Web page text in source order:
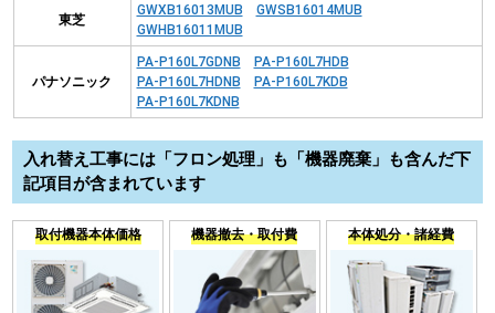
東芝
GWXB16013MUB
GWSB16014MUB
GWHB16011MUB
パナソニック
PA-P160L7GDNB
PA-P160L7HDB
PA-P160L7HDNB
PA-P160L7KDB
PA-P160L7KDNB
入れ替え工事には「フロン処理」も「機器廃棄」も含んだ下
記項目が含まれています
取付機器本体価格 機器撤去・取付費 本体処分・諸経費